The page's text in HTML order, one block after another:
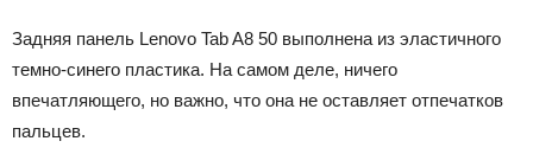
Задняя панель Lenovo Tab A8 50 выполнена из эластичного
темно-синего пластика. На самом деле, ничего
впечатляющего, но важно, что она не оставляет отпечатков
пальцев.